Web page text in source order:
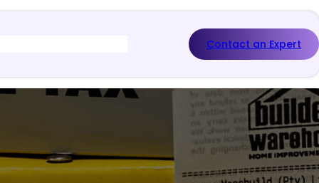
Contact an Expert